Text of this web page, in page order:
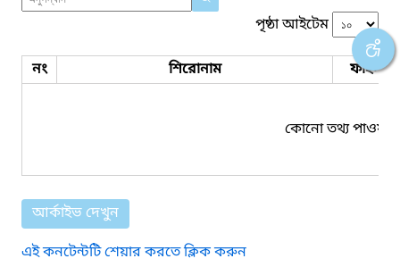
পৃষ্ঠা আইটেম
নং শিরোনাম ফাইল
কোনো তথ্য পাওয়া
আর্কাইভ দেখুন
এই কনটেন্টটি শেয়ার করতে ক্লিক করুন